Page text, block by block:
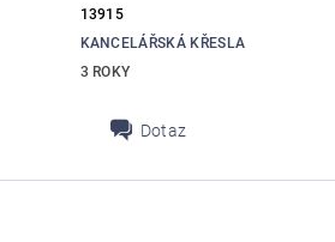
13915
KANCELÁŘSKÁ KŘESLA
3 ROKY
Dotaz